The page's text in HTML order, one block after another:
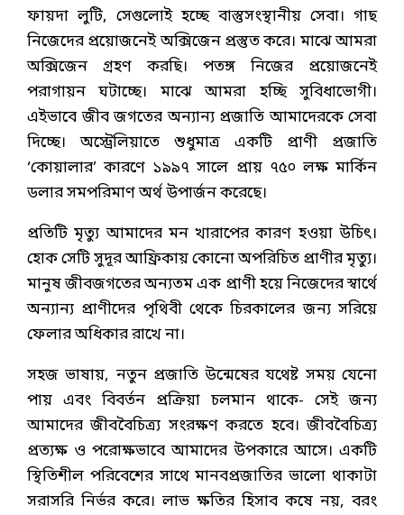
ফায়দা লুটি, সেগুলোই হচ্ছে বাস্তুসংস্থানীয় সেবা। গাছ
নিজেদের প্রয়োজনেই অক্সিজেন প্রস্তুত করে। মাঝে আমরা
অক্সিজেন গ্রহণ করছি। পতঙ্গ নিজের প্রয়োজনেই
পরাগায়ন ঘটাচ্ছে। মাঝে আমরা হচ্ছি সুবিধাভোগী।
এইভাবে জীব জগতের অন্যান্য প্রজাতি আমাদেরকে সেবা
দিচ্ছে। অস্ট্রেলিয়াতে শুধুমাত্র একটি প্রাণী প্রজাতি
‘কোয়ালার’ কারণে ১৯৯৭ সালে প্রায় ৭৫০ লক্ষ মার্কিন
ডলার সমপরিমাণ অর্থ উপার্জন করেছে।
প্রতিটি মৃত্যু আমাদের মন খারাপের কারণ হওয়া উচিৎ।
হোক সেটি সুদূর আফ্রিকায় কোনো অপরিচিত প্রাণীর মৃত্যু।
মানুষ জীবজগতের অন্যতম এক প্রাণী হয়ে নিজেদের স্বার্থে
অন্যান্য প্রাণীদের পৃথিবী থেকে চিরকালের জন্য সরিয়ে
ফেলার অধিকার রাখে না।
সহজ ভাষায়, নতুন প্রজাতি উন্মেষের যথেষ্ট সময় যেনো
পায় এবং বিবর্তন প্রক্রিয়া চলমান থাকে- সেই জন্য
আমাদের জীববৈচিত্র্য সংরক্ষণ করতে হবে। জীববৈচিত্র্য
প্রত্যক্ষ ও পরোক্ষভাবে আমাদের উপকারে আসে। একটি
স্থিতিশীল পরিবেশের সাথে মানবপ্রজাতির ভালো থাকাটা
সরাসরি নির্ভর করে। লাভ ক্ষতির হিসাব কষে নয়, বরং